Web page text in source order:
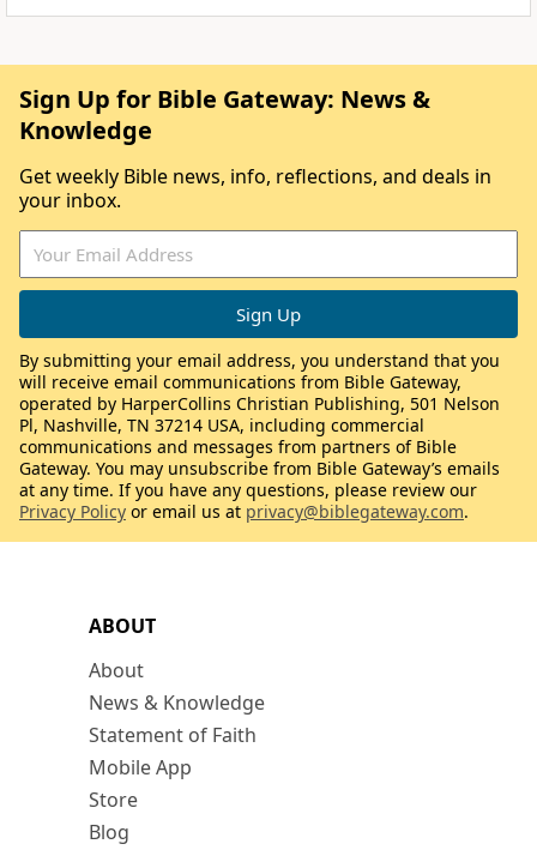
ABOUT
About
News & Knowledge
Statement of Faith
Mobile App
Store
Blog
Sign Up for Bible Gateway: News &
Knowledge
Get weekly Bible news, info, reflections, and deals in
your inbox.
By submitting your email address, you understand that you
will receive email communications from Bible Gateway,
operated by HarperCollins Christian Publishing, 501 Nelson
Pl, Nashville, TN 37214 USA, including commercial
communications and messages from partners of Bible
Gateway. You may unsubscribe from Bible Gateway’s emails
at any time. If you have any questions, please review our
Privacy Policy or email us at privacy@biblegateway.com.